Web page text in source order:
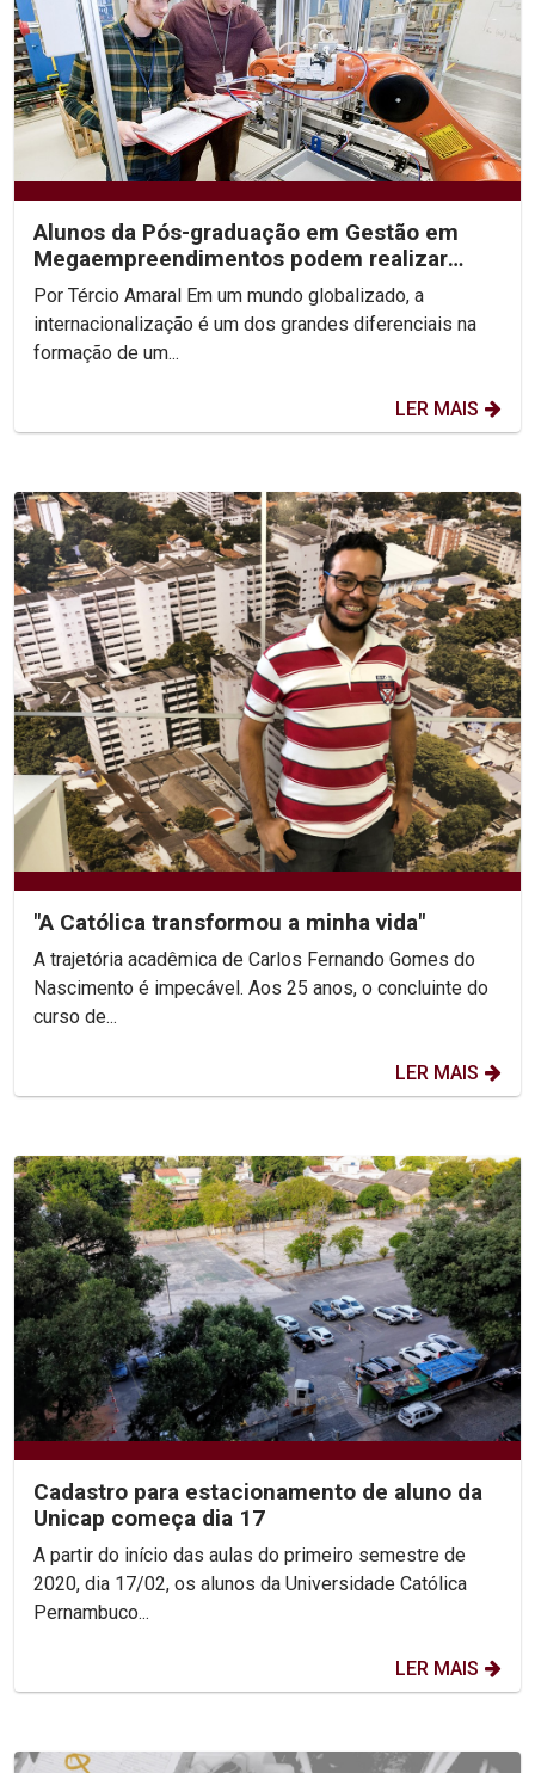
Alunos da Pós-graduação em Gestão em
Megaempreendimentos podem realizar
intercâmbio no exterior
Por Tércio Amaral Em um mundo globalizado, a
internacionalização é um dos grandes diferenciais na
formação de um...
LER MAIS
"A Católica transformou a minha vida"
A trajetória acadêmica de Carlos Fernando Gomes do
Nascimento é impecável. Aos 25 anos, o concluinte do
curso de...
LER MAIS
Cadastro para estacionamento de aluno da
Unicap começa dia 17
A partir do início das aulas do primeiro semestre de
2020, dia 17/02, os alunos da Universidade Católica
Pernambuco...
LER MAIS